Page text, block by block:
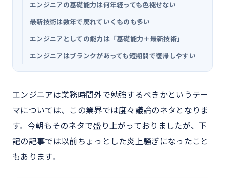
エンジニアの基礎能力は何年経っても色褪せない
最新技術は数年で廃れていくものも多い
エンジニアとしての能力は「基礎能力＋最新技術」
エンジニアはブランクがあっても短期間で復帰しやすい
エンジニアは業務時間外で勉強するべきかというテー
マについては、この業界では度々議論のネタとなりま
す。今朝もそのネタで盛り上がっておりましたが、下
記の記事では以前ちょっとした炎上騒ぎになったこと
もあります。